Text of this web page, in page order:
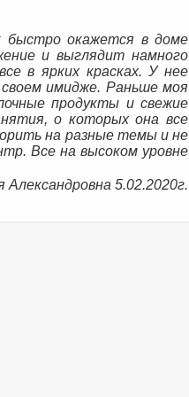
окажется в доме
и выглядит намного
в ярких красках. У нее
имидже. Раньше моя
продукты и свежие
о которых она все
на разные темы и не
Все на высоком уровне
Александровна 5.02.2020г.